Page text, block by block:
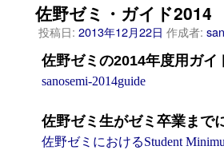
佐野ゼミ・ガイド2014
投稿日: 2013年12月22日 作成者:
佐野ゼミの2014年度用ガイ
sanosemi-2014guide
佐野ゼミ生がゼミ卒業ま
佐野ゼミにおけるStudent